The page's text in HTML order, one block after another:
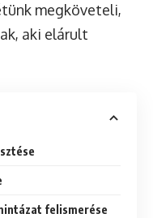
megköveteli,
aki elárult
felismerése